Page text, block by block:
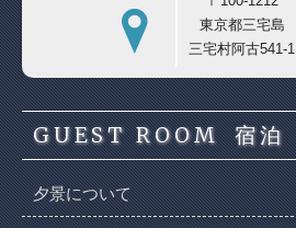
東京都三宅島
三宅村阿古541-1
GUEST ROOM 宿泊
夕景について